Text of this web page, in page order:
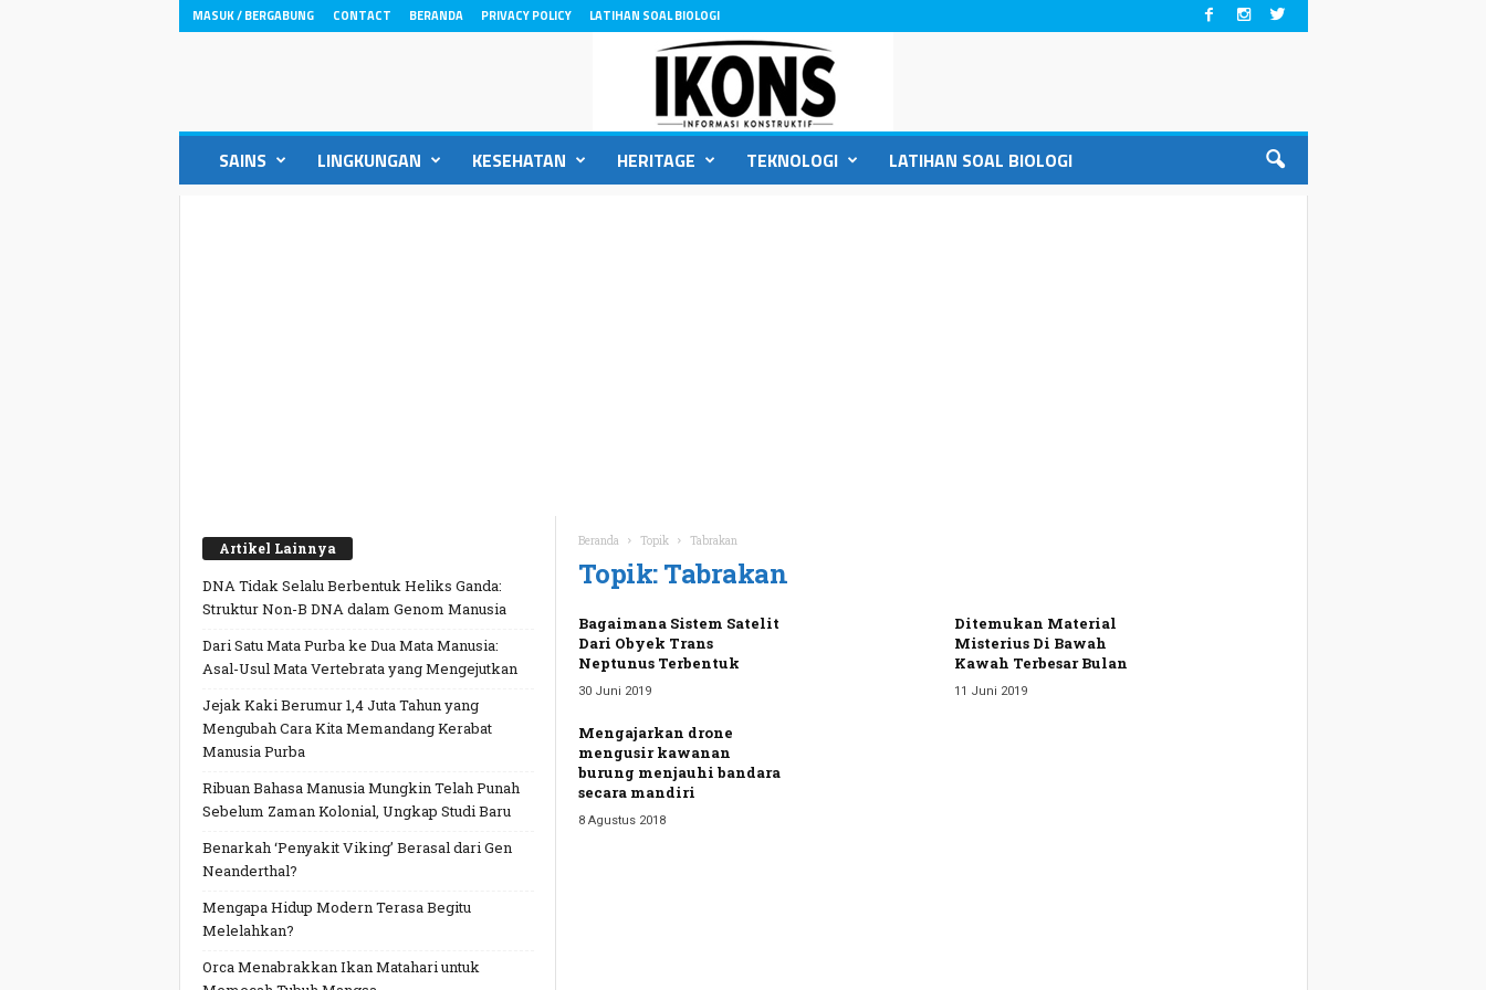
MASUK / BERGABUNG CONTACT BERANDA PRIVACY POLICY LATIHAN SOAL BIOLOGI
SAINS LINGKUNGAN KESEHATAN HERITAGE TEKNOLOGI LATIHAN SOAL BIOLOGI
Beranda Topik Tabrakan
Topik: Tabrakan
Bagaimana Sistem Satelit
Dari Obyek Trans
Neptunus Terbentuk
30 Juni 2019
Ditemukan Material
Misterius Di Bawah
Kawah Terbesar Bulan
11 Juni 2019
Mengajarkan drone
mengusir kawanan
burung menjauhi bandara
secara mandiri
8 Agustus 2018
Artikel Lainnya
DNA Tidak Selalu Berbentuk Heliks Ganda:
Struktur Non-B DNA dalam Genom Manusia
Dari Satu Mata Purba ke Dua Mata Manusia:
Asal-Usul Mata Vertebrata yang Mengejutkan
Jejak Kaki Berumur 1,4 Juta Tahun yang
Mengubah Cara Kita Memandang Kerabat
Manusia Purba
Ribuan Bahasa Manusia Mungkin Telah Punah
Sebelum Zaman Kolonial, Ungkap Studi Baru
Benarkah ‘Penyakit Viking’ Berasal dari Gen
Neanderthal?
Mengapa Hidup Modern Terasa Begitu
Melelahkan?
Orca Menabrakkan Ikan Matahari untuk